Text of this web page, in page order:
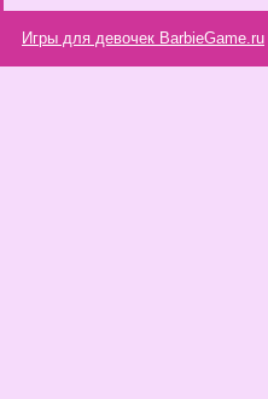
Игры для девочек BarbieGame.ru